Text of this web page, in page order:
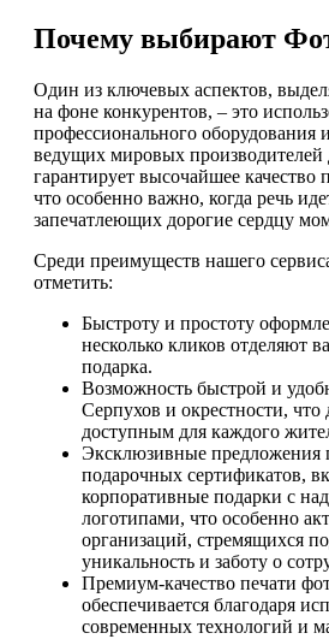
Почему выбирают
Один из ключевых аспектов,
на фоне конкурентов, – это
профессионального оборудования
ведущих мировых производителей
гарантирует высочайшее качество
что особенно важно, когда речь
запечатлеющих дорогие сердцу
Среди преимуществ нашего
отметить:
Быстроту и простоту
несколько кликов отделяют
подарка.
Возможность быстрой и
Серпухов и окрестности, что
доступным для каждого
Эксклюзивные предложения
подарочных сертификатов,
корпоративные подарки с
логотипами, что особенно
организаций, стремящихся
уникальность и заботу о
Премиум-качество печати
обеспечивается благодаря
современных технологий и